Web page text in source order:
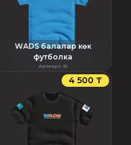
WADS балалар көк
футболка
Артикул: 51
4 500 ₸